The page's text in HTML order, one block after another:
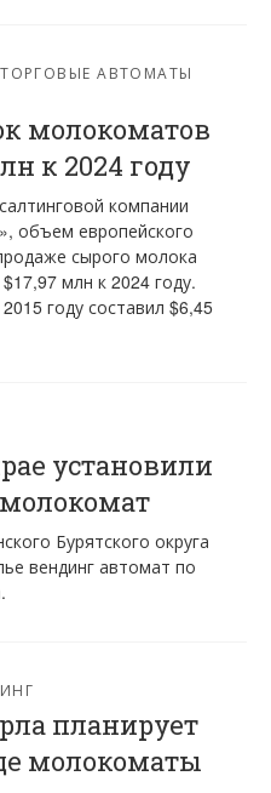
ТОРГОВЫЕ АВТОМАТЫ
молокоматов
к 2024 году
компании
объем европейского
сырого молока
млн к 2024 году.
году составил $6,45
установили
Бурятского округа
вендинг автомат по
планирует
молокоматы